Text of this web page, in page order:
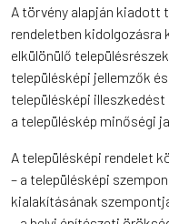
A törvény alapján kiadott
rendeletben kidolgozásra
elkülönülő
településképi jellemzők
településképi
a településkép minőségi
A településképi rendelet
– a településképi
kialakításának